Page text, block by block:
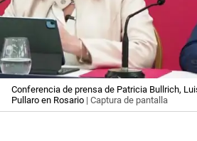
Conferencia de prensa de Patricia Bullrich,
Pullaro en Rosario | Captura de pantalla